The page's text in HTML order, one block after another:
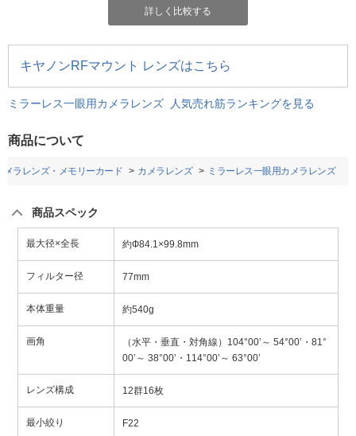
詳しく比較する
キヤノンRFマウント レンズはこちら
ミラーレス一眼用カメラレンズ 人気売れ筋ランキングを見る
商品について
メラレンズ・メモリーカード カメラレンズ ミラーレス一眼用カメラレンズ
商品スペック
最大径×全長 約Ф84.1×99.8mm
フィルター径 77mm
本体重量 約540g
画角
（水平・垂直・対角線）104°00’～ 54°00’・81°
00’～ 38°00’・114°00’～ 63°00’
レンズ構成 12群16枚
最小絞り F22